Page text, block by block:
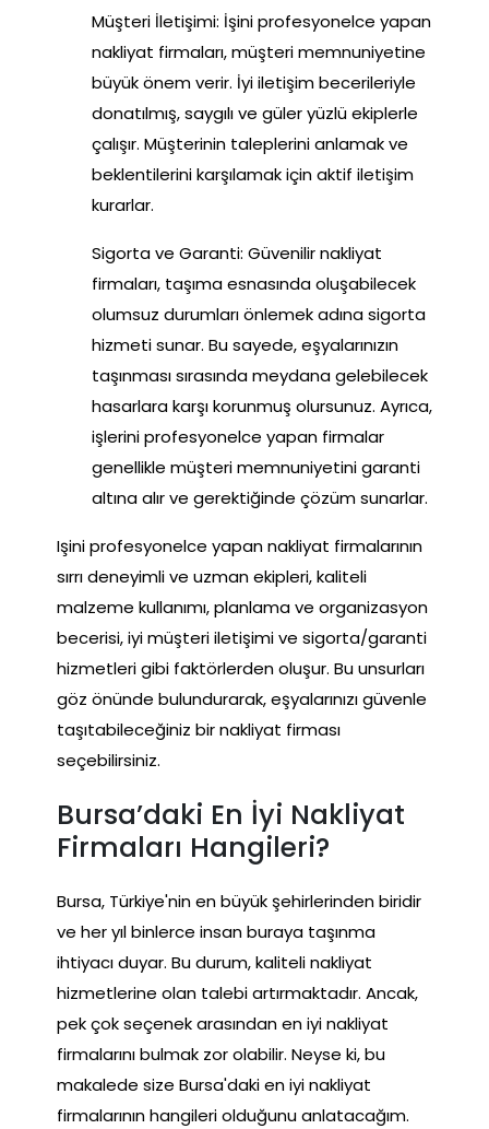
Müşteri İletişimi: İşini profesyonelce yapan
nakliyat firmaları, müşteri memnuniyetine
büyük önem verir. İyi iletişim becerileriyle
donatılmış, saygılı ve güler yüzlü ekiplerle
çalışır. Müşterinin taleplerini anlamak ve
beklentilerini karşılamak için aktif iletişim
kurarlar.
Sigorta ve Garanti: Güvenilir nakliyat
firmaları, taşıma esnasında oluşabilecek
olumsuz durumları önlemek adına sigorta
hizmeti sunar. Bu sayede, eşyalarınızın
taşınması sırasında meydana gelebilecek
hasarlara karşı korunmuş olursunuz. Ayrıca,
işlerini profesyonelce yapan firmalar
genellikle müşteri memnuniyetini garanti
altına alır ve gerektiğinde çözüm sunarlar.
Işini profesyonelce yapan nakliyat firmalarının
sırrı deneyimli ve uzman ekipleri, kaliteli
malzeme kullanımı, planlama ve organizasyon
becerisi, iyi müşteri iletişimi ve sigorta/garanti
hizmetleri gibi faktörlerden oluşur. Bu unsurları
göz önünde bulundurarak, eşyalarınızı güvenle
taşıtabileceğiniz bir nakliyat firması
seçebilirsiniz.
Bursa’daki En İyi Nakliyat
Firmaları Hangileri?
Bursa, Türkiye'nin en büyük şehirlerinden biridir
ve her yıl binlerce insan buraya taşınma
ihtiyacı duyar. Bu durum, kaliteli nakliyat
hizmetlerine olan talebi artırmaktadır. Ancak,
pek çok seçenek arasından en iyi nakliyat
firmalarını bulmak zor olabilir. Neyse ki, bu
makalede size Bursa'daki en iyi nakliyat
firmalarının hangileri olduğunu anlatacağım.